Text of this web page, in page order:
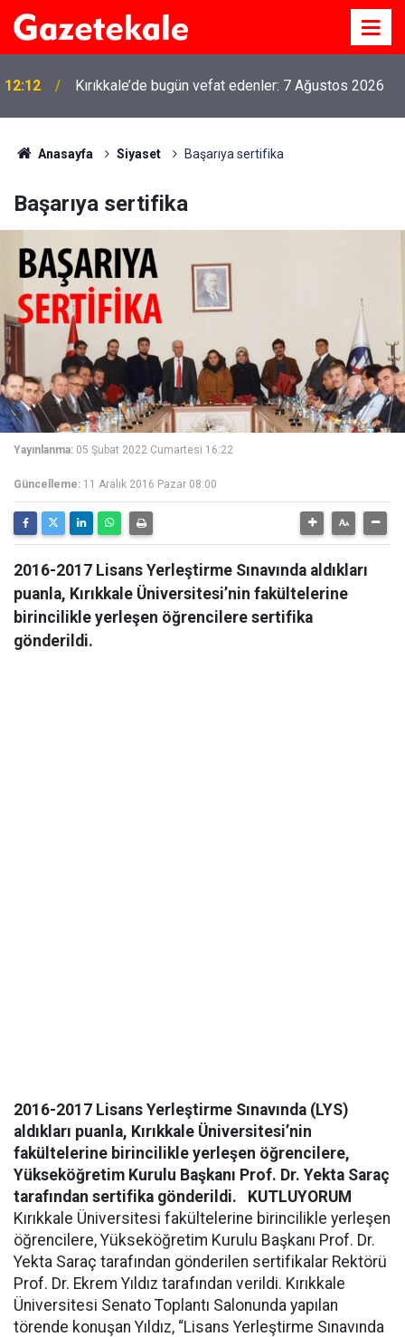
12:12 Kırıkkale’de bugün vefat edenler: 7 Ağustos 2026
Anasayfa Siyaset Başarıya sertifika
Başarıya sertifika
Yayınlanma: 05 Şubat 2022 Cumartesi 16:22
Güncelleme: 11 Aralık 2016 Pazar 08:00
2016-2017 Lisans Yerleştirme Sınavında aldıkları
puanla, Kırıkkale Üniversitesi’nin fakültelerine
birincilikle yerleşen öğrencilere sertifika
gönderildi.
2016-2017 Lisans Yerleştirme Sınavında (LYS)
aldıkları puanla, Kırıkkale Üniversitesi’nin
fakültelerine birincilikle yerleşen öğrencilere,
Yükseköğretim Kurulu Başkanı Prof. Dr. Yekta Saraç
tarafından sertifika gönderildi.
KUTLUYORUM
Kırıkkale Üniversitesi fakültelerine birincilikle yerleşen
öğrencilere, Yükseköğretim Kurulu Başkanı Prof. Dr.
Yekta Saraç tarafından gönderilen sertifikalar Rektörü
Prof. Dr. Ekrem Yıldız tarafından verildi. Kırıkkale
Üniversitesi Senato Toplantı Salonunda yapılan
törende konuşan Yıldız, “Lisans Yerleştirme Sınavında